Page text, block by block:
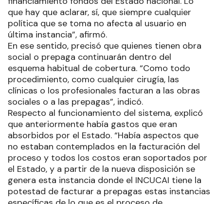
que hay que aclarar, sí, que siempre cualquier
política que se toma no afecta al usuario en
última instancia”, afirmó.
En ese sentido, precisó que quienes tienen obra
social o prepaga continuarán dentro del
esquema habitual de cobertura. “Como todo
procedimiento, como cualquier cirugía, las
clínicas o los profesionales facturan a las obras
sociales o a las prepagas”, indicó.
Respecto al funcionamiento del sistema, explicó
que anteriormente había gastos que eran
absorbidos por el Estado. “Había aspectos que
no estaban contemplados en la facturación del
proceso y todos los costos eran soportados por
el Estado, y a partir de la nueva disposición se
genera esta instancia donde el INCUCAI tiene la
potestad de facturar a prepagas estas instancias